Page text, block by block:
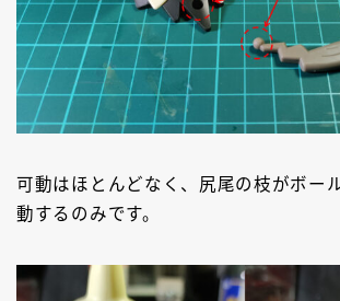
可動はほとんどなく、尻尾の枝がボー
動するのみです。